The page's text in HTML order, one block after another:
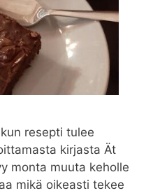
resepti tulee
kirjasta Ät
monta muuta keholle
mikä oikeasti tekee